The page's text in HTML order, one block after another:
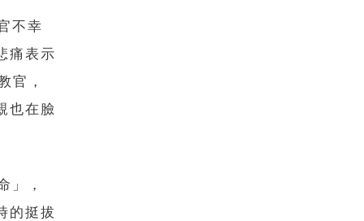
不幸
痛表示
官，
也在臉
」，
的挺拔